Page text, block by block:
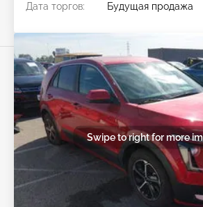
Дата торгов:
Будущая продажа
Swipe to right for more